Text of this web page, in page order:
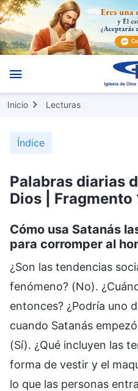
Inicio Lecturas
Índice
Palabras diarias
Dios | Fragmento
Cómo usa Satanás
para corromper al
¿Son las tendencias
fenómeno? (No).
entonces? ¿Podría uno
cuando Satanás
(Sí). ¿Qué incluyen las
forma de vestir y el
lo que las personas